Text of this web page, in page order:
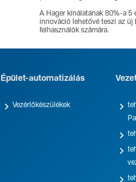
A Hager kínálatának 80%-a 5
innováció lehetővé teszi az új
felhasználók számára.
Épület-automatizálás
 Vezérlőkészülékek 


